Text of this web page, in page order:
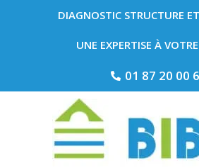
DIAGNOSTIC STRUCTURE
UNE EXPERTISE À VOTRE
01 87 20 00